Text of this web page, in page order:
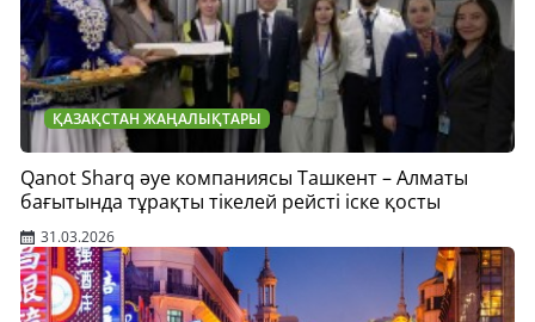
ҚАЗАҚСТАН ЖАҢАЛЫҚТАРЫ
Qanot Sharq әуе компаниясы Ташкент – Алматы
бағытында тұрақты тікелей рейсті іске қосты
31.03.2026